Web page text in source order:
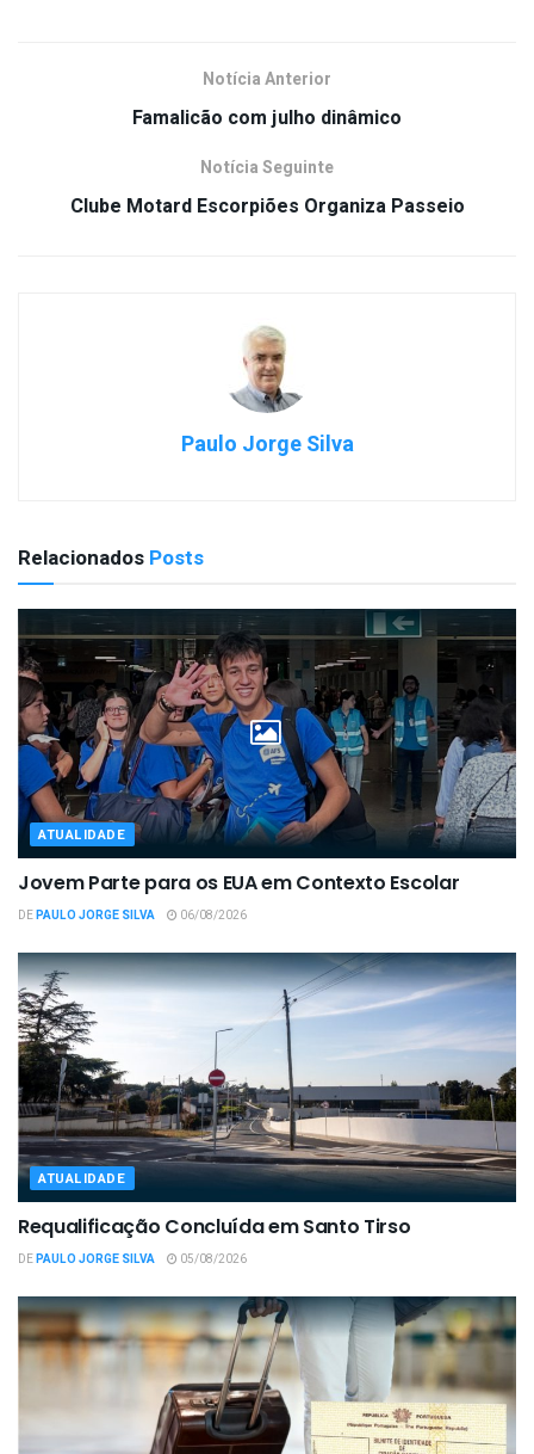
Notícia Anterior
Famalicão com julho dinâmico
Notícia Seguinte
Clube Motard Escorpiões Organiza Passeio
Paulo Jorge Silva
Relacionados Posts
ATUALIDADE
Jovem Parte para os EUA em Contexto Escolar
DEPAULO JORGE SILVA 06/08/2026
ATUALIDADE
Requalificação Concluída em Santo Tirso
DEPAULO JORGE SILVA 05/08/2026